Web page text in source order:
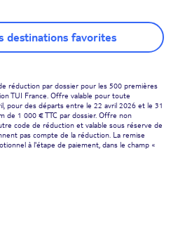
destinations favorites
réduction par dossier pour les 500 premières
TUI France. Offre valable pour toute
pour des départs entre le 22 avril 2026 et le 31
de 1 000 € TTC par dossier. Offre non
code de réduction et valable sous réserve de
pas compte de la réduction. La remise
à l'étape de paiement, dans le champ «